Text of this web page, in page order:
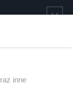
inne